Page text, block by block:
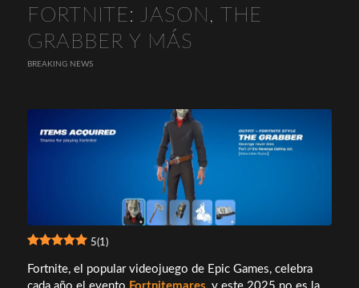
FORTNITE: JASON, THE
GRABBER Y MÁS
BREAKING NEWS
5(1)
Fortnite, el popular videojuego de Epic Games, celebra